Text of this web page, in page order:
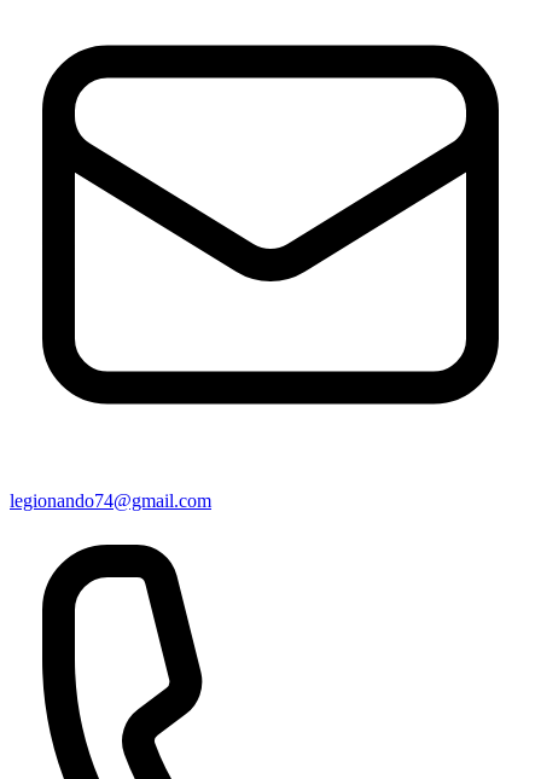
legionando74@gmail.com